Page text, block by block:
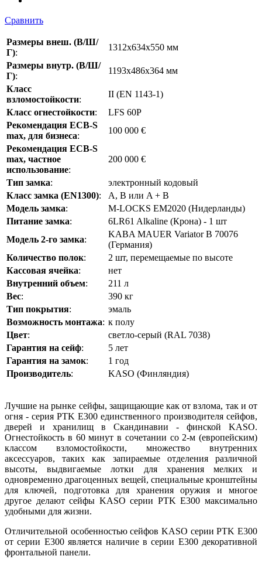
Сравнить
Размеры внеш. (В/Ш/
Г):
1312x634х550 мм
Размеры внутр. (В/Ш/
Г):
1193x486x364 мм
Класс
взломостойкости:
II (EN 1143-1)
Класс огнестойкости:
LFS 60P
Рекомендация ECB-S
max, для бизнеса:
100 000 €
Рекомендация ECB-S
max, частное
использование:
200 000 €
Тип замка:
электронный кодовый
Класс замка (EN1300):
A, B или A + B
Модель замка:
M-LOCKS EM2020 (Нидерланды)
Питание замка:
6LR61 Alkaline (Крона) - 1 шт
Модель 2-го замка:
KABA MAUER Variator B 70076
(Германия)
Количество полок:
2 шт, перемещаемые по высоте
Кассовая ячейка:
нет
Внутренний объем:
211 л
Вес:
390 кг
Тип покрытия:
эмаль
Возможность монтажа: к полу
Цвет:
светло-серый (RAL 7038)
Гарантия на сейф:
5 лет
Гарантия на замок:
1 год
Производитель: KASO (Финляндия)
Лучшие на рынке сейфы, защищающие как от взлома, так и от
огня - серия PTK E300 единственного производителя сейфов,
дверей и хранилищ в Скандинавии - финской KASO.
Огнестойкость в 60 минут в сочетании со 2-м (европейским)
классом взломостойкости, множество внутренних
аксессуаров, таких как запираемые отделения различной
высоты, выдвигаемые лотки для хранения мелких и
одновременно драгоценных вещей, специальные кронштейны
для ключей, подготовка для хранения оружия и многое
другое делают сейфы KASO серии PTK E300 максимально
удобными для жизни.
Отличительной особенностью сейфов KASO серии PTK E300
от серии E300 является наличие в серии E300 декоративной
фронтальной панели.